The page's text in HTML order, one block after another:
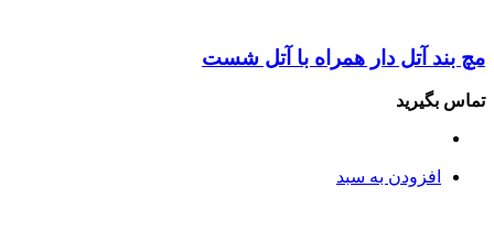
مچ بند آتل دار همراه با آتل شست
تماس بگیرید
افزودن به سبد